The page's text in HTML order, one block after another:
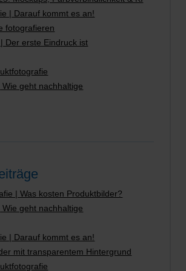
| Darauf kommt es an!
fotografieren
Der erste Eindruck ist
geht nachhaltige
| Was kosten Produktbilder?
geht nachhaltige
| Darauf kommt es an!
mit transparentem Hintergrund